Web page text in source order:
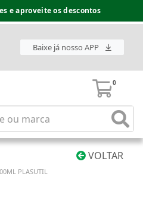
e aproveite os descontos
Baixe já nosso APP
0
VOLTAR
PLASUTIL